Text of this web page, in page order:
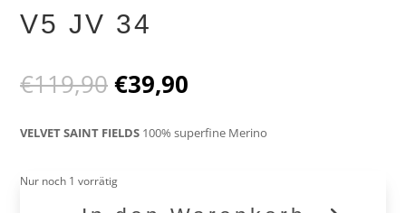
V5 JV 34
€119,90Ursprünglicher
Preis
war:
€119,90
€39,90
ist:
€39,90.
VELVET SAINT FIELDS 100% superfine Merino
Nur noch 1 vorrätig